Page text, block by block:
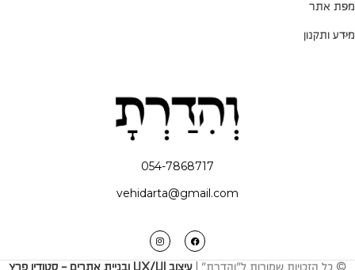
מפת אתר
מידע ותקנון
054-7868717
vehidarta@gmail.com
© כל הזכויות שמורות ל"והדרת" | עיצוב UX/UI ובניית אתרים - סטודיו פרץ